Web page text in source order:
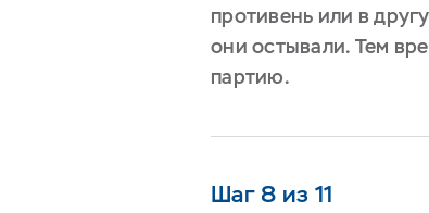
противень или в
они остывали. Тем
партию.
Шаг 8 из 11